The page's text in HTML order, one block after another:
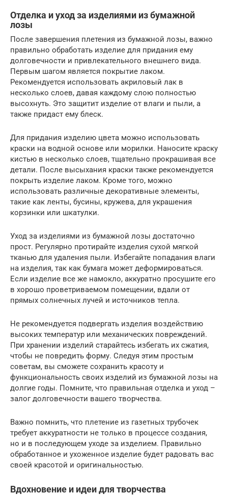
Отделка и уход за изделиями из бумажной
лозы
После завершения плетения из бумажной лозы, важно
правильно обработать изделие для придания ему
долговечности и привлекательного внешнего вида.
Первым шагом является покрытие лаком.
Рекомендуется использовать акриловый лак в
несколько слоев, давая каждому слою полностью
высохнуть. Это защитит изделие от влаги и пыли, а
также придаст ему блеск.
Для придания изделию цвета можно использовать
краски на водной основе или морилки. Наносите краску
кистью в несколько слоев, тщательно прокрашивая все
детали. После высыхания краски также рекомендуется
покрыть изделие лаком. Кроме того, можно
использовать различные декоративные элементы,
такие как ленты, бусины, кружева, для украшения
корзинки или шкатулки.
Уход за изделиями из бумажной лозы достаточно
прост. Регулярно протирайте изделия сухой мягкой
тканью для удаления пыли. Избегайте попадания влаги
на изделия, так как бумага может деформироваться.
Если изделие все же намокло, аккуратно просушите его
в хорошо проветриваемом помещении, вдали от
прямых солнечных лучей и источников тепла.
Не рекомендуется подвергать изделия воздействию
высоких температур или механических повреждений.
При хранении изделий старайтесь избегать их сжатия,
чтобы не повредить форму. Следуя этим простым
советам, вы сможете сохранить красоту и
функциональность своих изделий из бумажной лозы на
долгие годы. Помните, что правильная отделка и уход –
залог долговечности вашего творчества.
Важно помнить, что плетение из газетных трубочек
требует аккуратности не только в процессе создания,
но и в последующем уходе за изделием. Правильно
обработанное и ухоженное изделие будет радовать вас
своей красотой и оригинальностью.
Вдохновение и идеи для творчества